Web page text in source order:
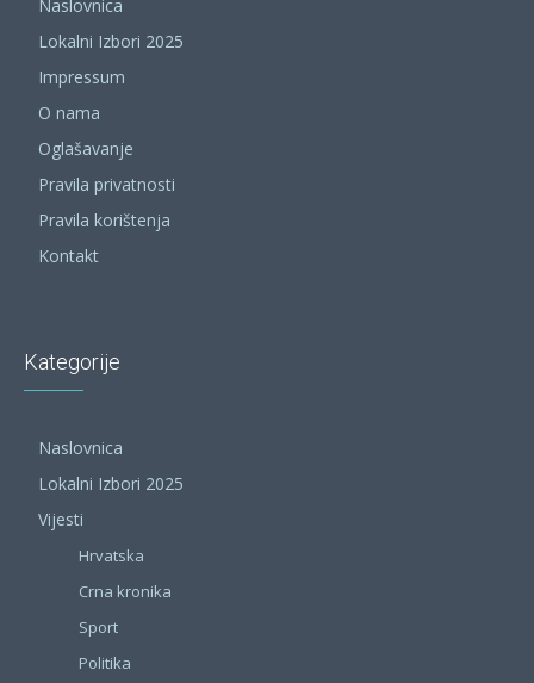
Naslovnica
Lokalni Izbori 2025
Impressum
O nama
Oglašavanje
Pravila privatnosti
Pravila korištenja
Kontakt
Kategorije
Naslovnica
Lokalni Izbori 2025
Vijesti
Hrvatska
Crna kronika
Sport
Politika